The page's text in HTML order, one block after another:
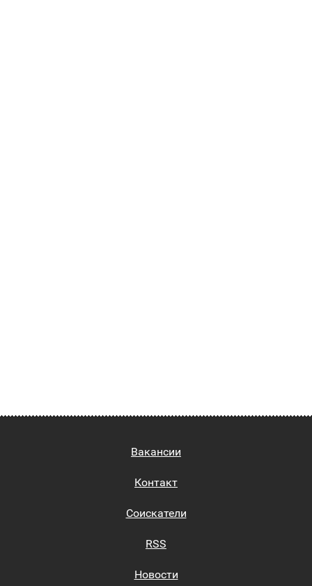
Вакансии
Контакт
Соискатели
RSS
Новости